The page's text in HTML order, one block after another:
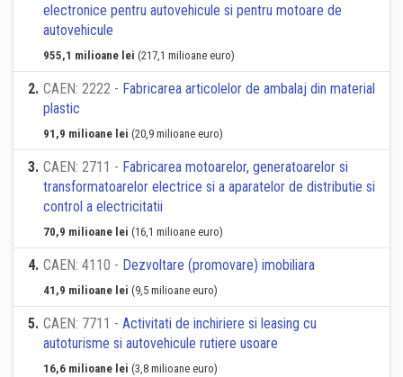
electronice pentru autovehicule si pentru motoare de
autovehicule
955,1 milioane lei (217,1 milioane euro)
2. CAEN: 2222 - Fabricarea articolelor de ambalaj din material
plastic
91,9 milioane lei (20,9 milioane euro)
3. CAEN: 2711 - Fabricarea motoarelor, generatoarelor si
transformatoarelor electrice si a aparatelor de distributie si
control a electricitatii
70,9 milioane lei (16,1 milioane euro)
4. CAEN: 4110 - Dezvoltare (promovare) imobiliara
41,9 milioane lei (9,5 milioane euro)
5. CAEN: 7711 - Activitati de inchiriere si leasing cu
autoturisme si autovehicule rutiere usoare
16,6 milioane lei (3,8 milioane euro)